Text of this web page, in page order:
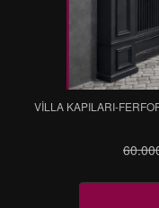
VİLLA KAPILARI-